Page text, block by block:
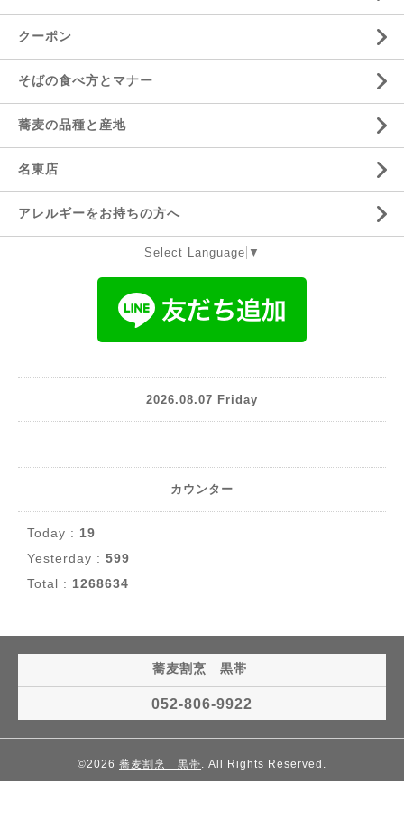
クーポン
そばの食べ方とマナー
蕎麦の品種と産地
名東店
アレルギーをお持ちの方へ
Select Language ▼
2026.08.07 Friday
カウンター
Today : 19
Yesterday : 599
Total : 1268634
蕎麦割烹 黒帯
052-806-9922
©2026 蕎麦割烹 黒帯. All Rights Reserved.